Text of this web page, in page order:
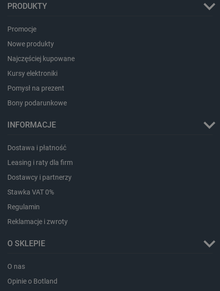
PRODUKTY
Promocje
Nowe produkty
Najczęściej kupowane
Kursy elektroniki
Pomysł na prezent
Bony podarunkowe
INFORMACJE
Dostawa i płatność
Leasing i raty dla firm
Dostawcy i partnerzy
Stawka VAT 0%
Regulamin
Reklamacje i zwroty
O SKLEPIE
O nas
Opinie o Botland
_lb_ccc